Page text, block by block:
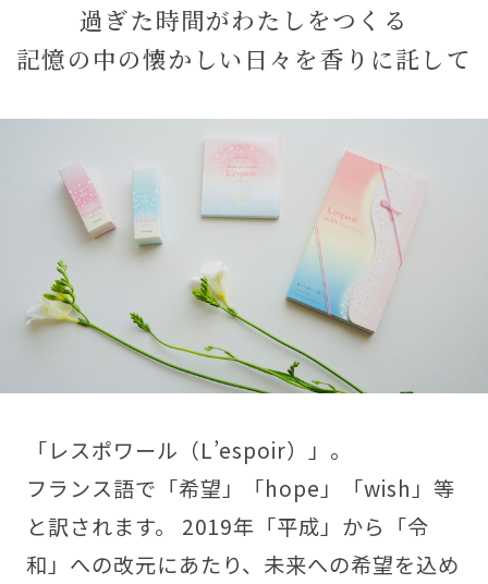
過ぎた時間がわたしをつくる
記憶の中の懐かしい日々を香りに託して
「レスポワール（L’espoir）」。
フランス語で「希望」「hope」「wish」等
と訳されます。 2019年「平成」から「令
和」への改元にあたり、未来への希望を込め